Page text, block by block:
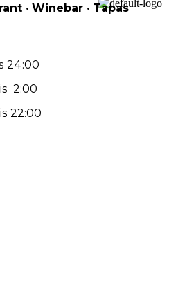
‧ Winebar ‧ Tapas
24:00
2:00
22:00